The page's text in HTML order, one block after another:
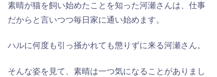
素晴が猫を飼い始めたことを知った河瀬さんは、仕事
だからと言いつつ毎日家に通い始めます。
ハルに何度も引っ掻かれても懲りずに来る河瀬さん。
そんな姿を見て、素晴は一つ気になることがありまし